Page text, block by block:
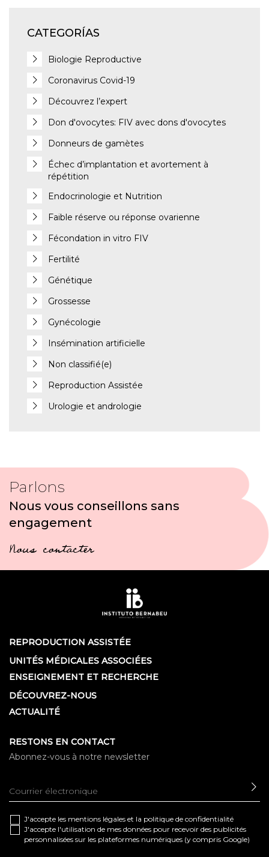
CATEGORÍAS
Biologie Reproductive
Coronavirus Covid-19
Découvrez l’expert
Don d'ovocytes: FIV avec dons d'ovocytes
Donneurs de gamètes
Échec d’implantation et avortement à
répétition
Endocrinologie et Nutrition
Faible réserve ou réponse ovarienne
Fécondation in vitro FIV
Fertilité
Génétique
Grossesse
Gynécologie
Insémination artificielle
Non classifié(e)
Reproduction Assistée
Urologie et andrologie
Parlons
Nous vous conseillons sans
engagement
Nous contacter
REPRODUCTION ASSISTÉE
UNITÉS MÉDICALES ASSOCIÉES
ENSEIGNEMENT ET RECHERCHE
DÉCOUVREZ-NOUS
ACTUALITÉ
RESTONS EN CONTACT
Abonnez-vous à notre newsletter
J'accepte les mentions légales et la politique de confidentialité
J'accepte l'utilisation de mes données pour recevoir des publicités
personnalisées sur les plateformes numériques (y compris Google)